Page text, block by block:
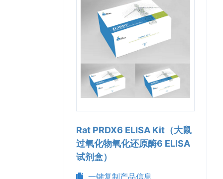
Rat PRDX6 ELISA Kit（大鼠
过氧化物氧化还原酶6 ELISA
试剂盒）
一键复制产品信息